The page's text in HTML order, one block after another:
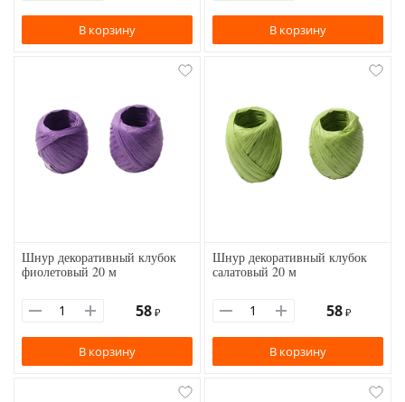
В корзину В корзину
Шнур декоративный клубок
фиолетовый 20 м
58 ₽
В корзину
Шнур декоративный клубок
салатовый 20 м
58 ₽
В корзину